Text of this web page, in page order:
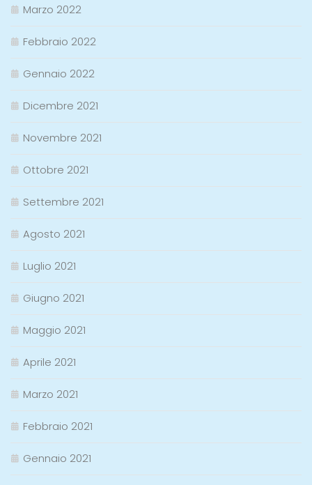
Marzo 2022
Febbraio 2022
Gennaio 2022
Dicembre 2021
Novembre 2021
Ottobre 2021
Settembre 2021
Agosto 2021
Luglio 2021
Giugno 2021
Maggio 2021
Aprile 2021
Marzo 2021
Febbraio 2021
Gennaio 2021